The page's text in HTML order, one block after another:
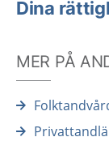
Dina
MER PÅ